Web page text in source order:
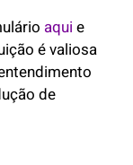
aqui e
é valiosa
de